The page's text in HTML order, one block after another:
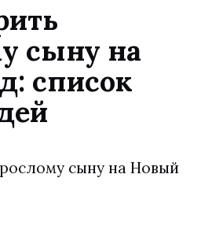
сыну на
cписок